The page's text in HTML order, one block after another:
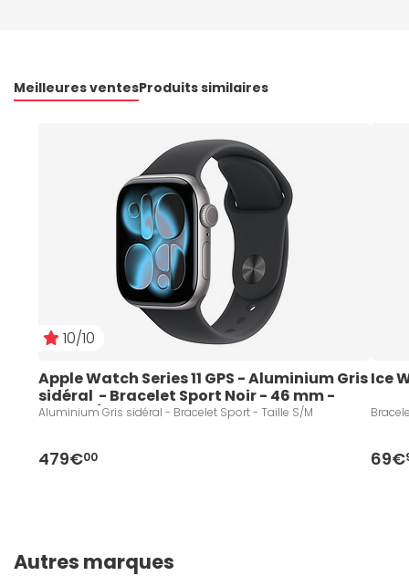
Meilleures ventesProduits similaires
10/10
Apple Watch Series 11 GPS - Aluminium Gris
sidéral  - Bracelet Sport Noir - 46 mm -
Taille S/M
Aluminium Gris sidéral - Bracelet Sport - Taille S/M
479€00
Ice
69€
Autres marques